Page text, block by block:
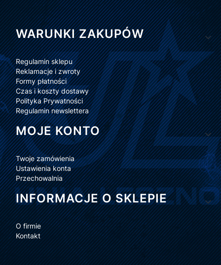
Linki w stopce
WARUNKI ZAKUPÓW
Regulamin sklepu
Reklamacje i zwroty
Formy płatności
Czas i koszty dostawy
Polityka Prywatności
Regulamin newslettera
MOJE KONTO
Twoje zamówienia
Ustawienia konta
Przechowalnia
INFORMACJE O SKLEPIE
O firmie
Kontakt